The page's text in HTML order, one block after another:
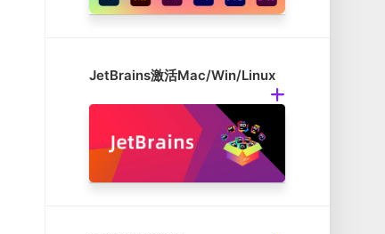
JetBrains激活Mac/Win/Linux